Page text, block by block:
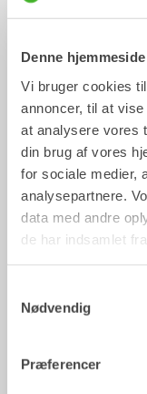
Denne
Vi bruger cookies
annoncer, til at
at analysere vores
din brug af vores
for sociale medier,
analysepartnere.
data med andre
de har indsamlet
Nødvendig
Præferencer
CUSTOM BUILD
Skovl
Tilbehøret/